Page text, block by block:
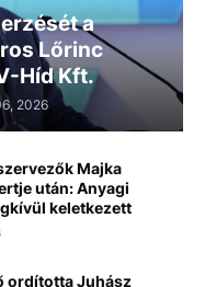
a
Lőrinc
Híd Kft.
2026
Majka
után: Anyagi
keletkezett
ordította Juhász